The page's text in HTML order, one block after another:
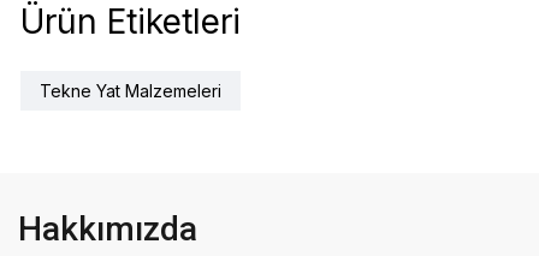
Ürün Etiketleri
Tekne Yat Malzemeleri
Hakkımızda